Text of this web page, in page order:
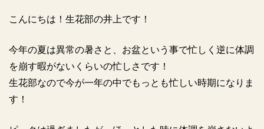
こんにちは！生花部の井上です！
今年の夏は異常の暑さと、お盆という事で忙しく逆に体調
を崩す暇がないくらいの忙しさです！
生花部なので今が一年の中でもっとも忙しい時期になりま
す！